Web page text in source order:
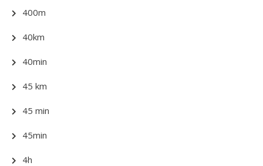
400m
40km
40min
45 km
45 min
45min
4h